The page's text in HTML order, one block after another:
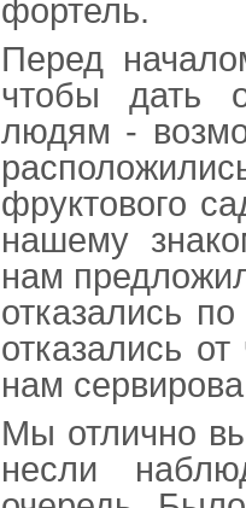
фортель.
Перед
чтобы дать
людям -
фруктового
нашему
нам
отказались
отказались
нам
Мы отлично
несли